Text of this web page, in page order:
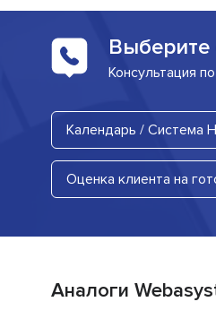
Консультация
Календарь / Система
Оценка клиента на
Аналоги